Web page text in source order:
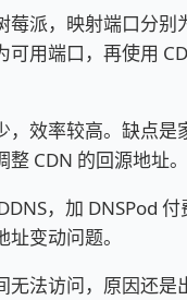
莓派，映射端口分别
可用端口，再使用
，效率较高。缺点是
CDN 的回源地址。
，加 DNSPod 付
变动问题。
无法访问，原因还是